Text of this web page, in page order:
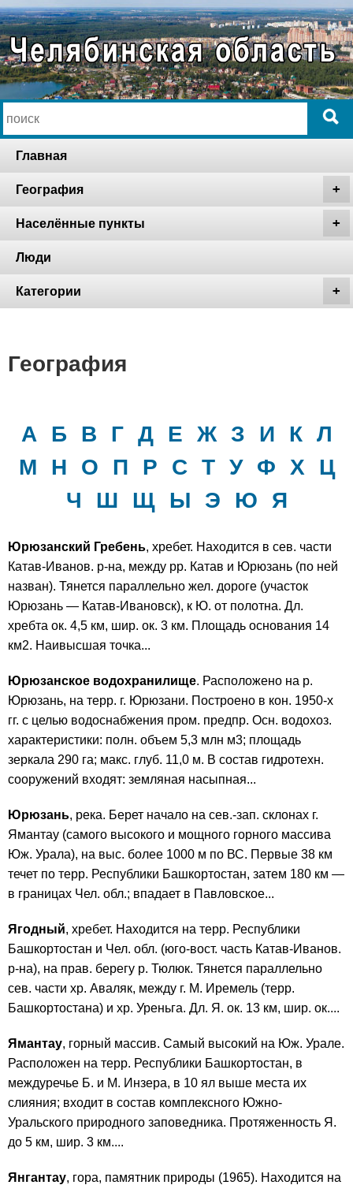
Главная
География
Населённые пункты
Люди
Категории
География
А Б В Г Д Е Ж З И К Л
М
Н О П Р С Т У Ф Х
Ц
Ч
Ш Щ Ы Э Ю Я
Юрюзанский Гребень, хребет. Находится в сев. части
Катав-Иванов. р-на, между рр. Катав и Юрюзань (по ней
назван). Тянется параллельно жел. дороге (участок
Юрюзань — Катав-Ивановск), к Ю. от полотна. Дл.
хребта ок. 4,5 км, шир. ок. 3 км. Площадь основания 14
км2. Наивысшая точка...
Юрюзанское водохранилище. Расположено на р.
Юрюзань, на терр. г. Юрюзани. Построено в кон. 1950-х
гг. с целью водоснабжения пром. предпр. Осн. водохоз.
характеристики: полн. объем 5,3 млн м3; площадь
зеркала 290 га; макс. глуб. 11,0 м. В состав гидротехн.
сооружений входят: земляная насыпная...
Юрюзань, река. Берет начало на сев.-зап. склонах г.
Ямантау (самого высокого и мощного горного массива
Юж. Урала), на выс. более 1000 м по ВС. Первые 38 км
течет по терр. Республики Башкортостан, затем 180 км —
в границах Чел. обл.; впадает в Павловское...
Ягодный, хребет. Находится на терр. Республики
Башкортостан и Чел. обл. (юго-вост. часть Катав-Иванов.
р-на), на прав. берегу р. Тюлюк. Тянется параллельно
сев. части хр. Аваляк, между г. М. Иремель (терр.
Башкортостана) и хр. Уреньга. Дл. Я. ок. 13 км, шир. ок....
Ямантау, горный массив. Самый высокий на Юж. Урале.
Расположен на терр. Республики Башкортостан, в
междуречье Б. и М. Инзера, в 10 ял выше места их
слияния; входит в состав комплексного Южно-
Уральского природного заповедника. Протяженность Я.
до 5 км, шир. 3 км....
Янгантау, гора, памятник природы (1965). Находится на